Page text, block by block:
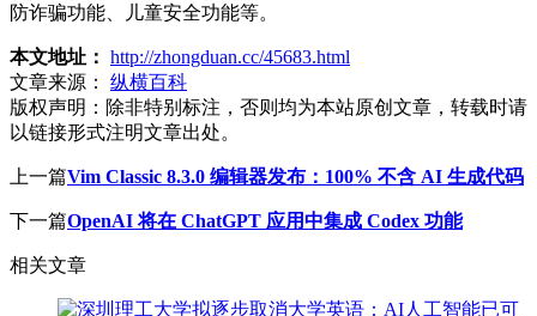
防诈骗功能、儿童安全功能等。
本文地址： http://zhongduan.cc/45683.html
文章来源：
纵横百科
版权声明： 除非特别标注，否则均为本站原创文章，转载时请
以链接形式注明文章出处。
上一篇Vim Classic 8.3.0 编辑器发布：100% 不含 AI 生成代码
下一篇OpenAI 将在 ChatGPT 应用中集成 Codex 功能
相关文章